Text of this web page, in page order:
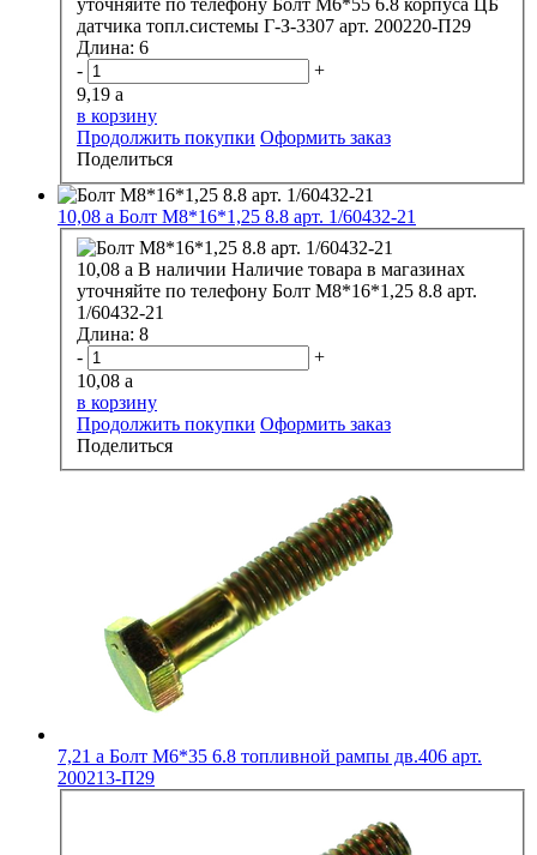
уточняйте по телефону Болт М6*55 6.8 корпуса ЦБ
датчика топл.системы Г-З-3307 арт. 200220-П29
Длина: 6
-
+
9,19 a
в корзину
Продолжить покупки Оформить заказ
Поделиться
10,08 a Болт М8*16*1,25 8.8 арт. 1/60432-21
10,08 a В наличии Наличие товара в магазинах
уточняйте по телефону Болт М8*16*1,25 8.8 арт.
1/60432-21
Длина: 8
-
+
10,08 a
в корзину
Продолжить покупки Оформить заказ
Поделиться
7,21 a Болт М6*35 6.8 топливной рампы дв.406 арт.
200213-П29